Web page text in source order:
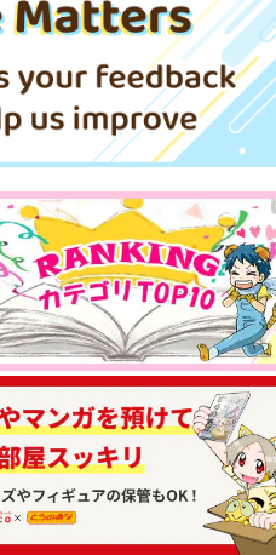
レノックス×ファウスト
サンプル 作品詳細